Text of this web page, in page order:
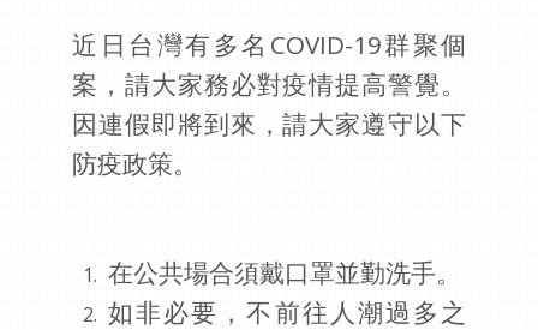
近日台灣有多名COVID-19群聚個
案，請大家務必對疫情提高警覺。
因連假即將到來，請大家遵守以下
防疫政策。
在公共場合須戴口罩並勤洗手。
如非必要，不前往人潮過多之